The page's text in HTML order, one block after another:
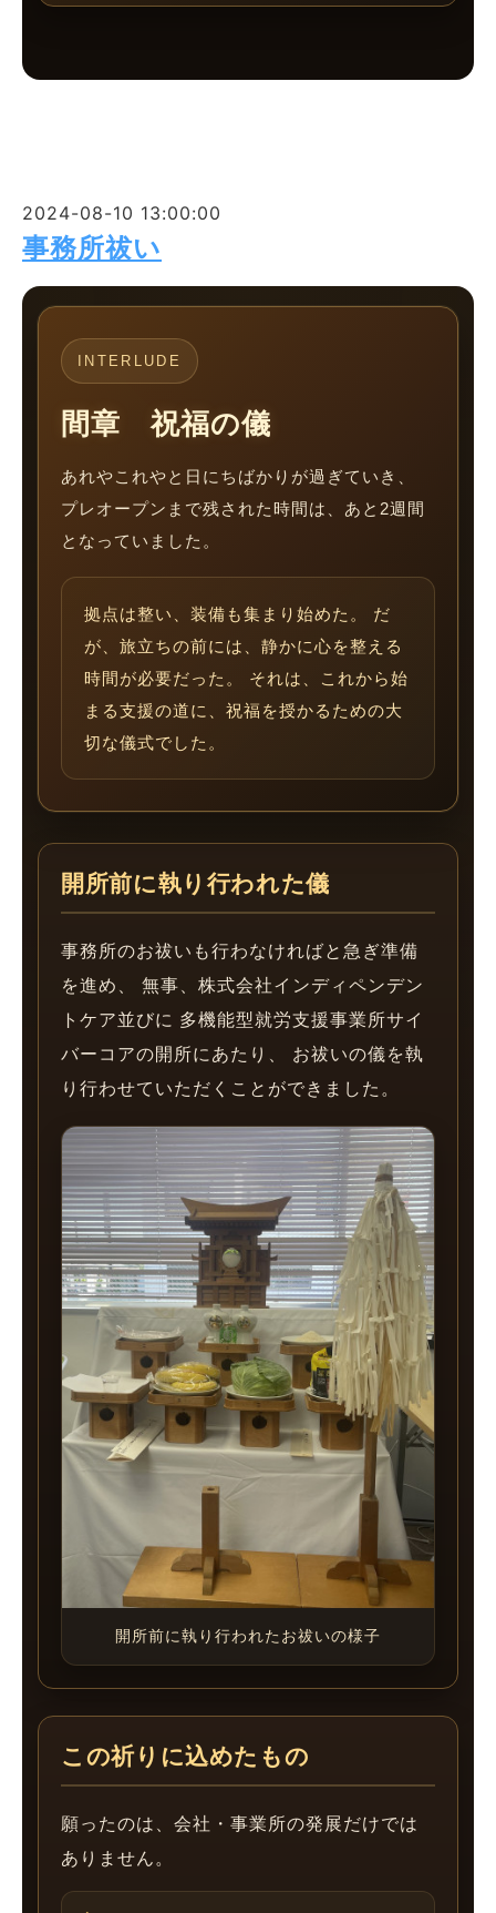
2024-08-10 13:00:00
事務所祓い
INTERLUDE
間章 祝福の儀
あれやこれやと日にちばかりが過ぎていき、
プレオープンまで残された時間は、あと2週間
となっていました。
拠点は整い、装備も集まり始めた。 だ
が、旅立ちの前には、静かに心を整える
時間が必要だった。 それは、これから始
まる支援の道に、祝福を授かるための大
切な儀式でした。
開所前に執り行われた儀
事務所のお祓いも行わなければと急ぎ準備
を進め、 無事、株式会社インディペンデン
トケア並びに 多機能型就労支援事業所サイ
バーコアの開所にあたり、 お祓いの儀を執
り行わせていただくことができました。
開所前に執り行われたお祓いの様子
この祈りに込めたもの
願ったのは、会社・事業所の発展だけでは
ありません。